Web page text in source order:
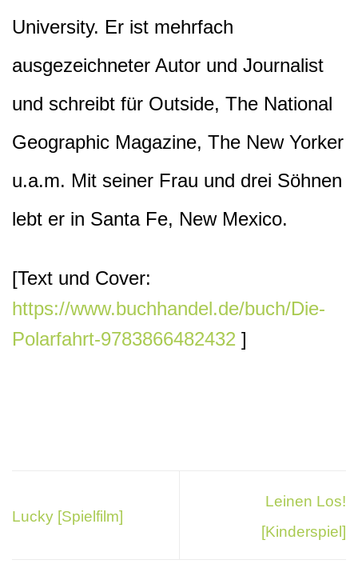
University. Er ist mehrfach
ausgezeichneter Autor und Journalist
und schreibt für Outside, The National
Geographic Magazine, The New Yorker
u.a.m. Mit seiner Frau und drei Söhnen
lebt er in Santa Fe, New Mexico.
[Text und Cover:
https://www.buchhandel.de/buch/Die-
Polarfahrt-9783866482432 ]
Lucky [Spielfilm]
Leinen Los!
[Kinderspiel]